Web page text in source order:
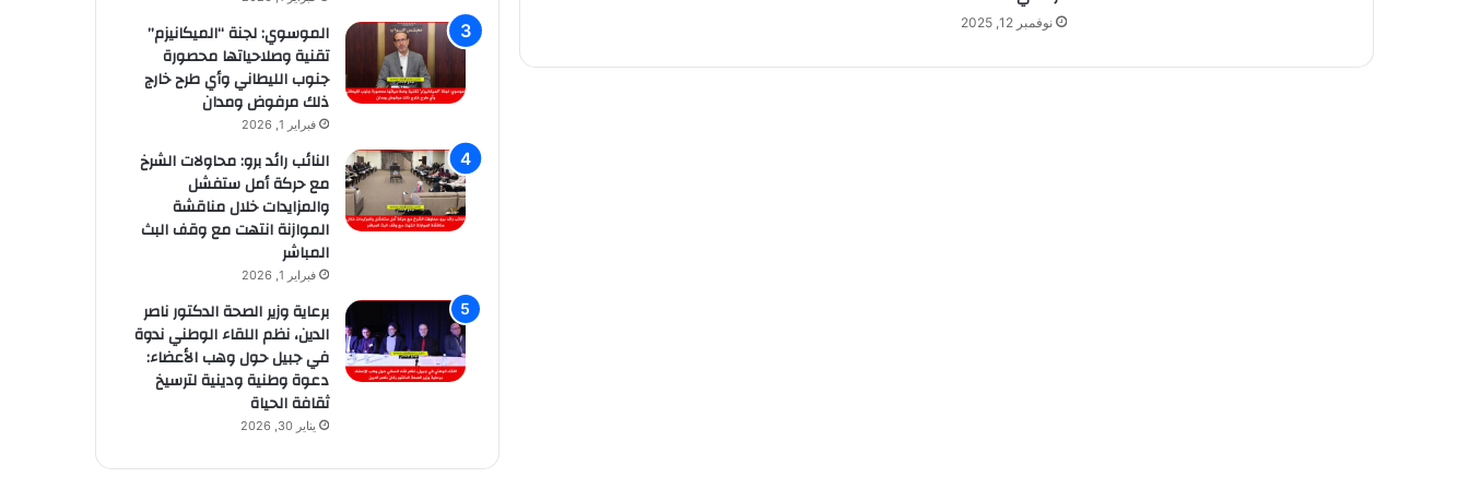
نوفمبر 12, 2025
الموسوي: لجنة “الميكانيزم”
تقنية وصلاحياتها محصورة
جنوب الليطاني وأي طرح خارج
ذلك مرفوض ومدان
فبراير 1, 2026
النائب رائد برو: محاولات الشرخ
مع حركة أمل ستفشل
والمزايدات خلال مناقشة
الموازنة انتهت مع وقف البث
المباشر
فبراير 1, 2026
برعاية وزير الصحة الدكتور ناصر
الدين، نظم اللقاء الوطني ندوة
في جبيل حول وهب الأعضاء:
دعوة وطنية ودينية لترسيخ
ثقافة الحياة
يناير 30, 2026